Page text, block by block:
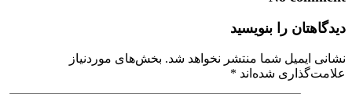
دیدگاهتان را بنویسید
نشانی ایمیل شما منتشر نخواهد شد. بخش‌های موردنیاز
علامت‌گذاری شده‌اند *